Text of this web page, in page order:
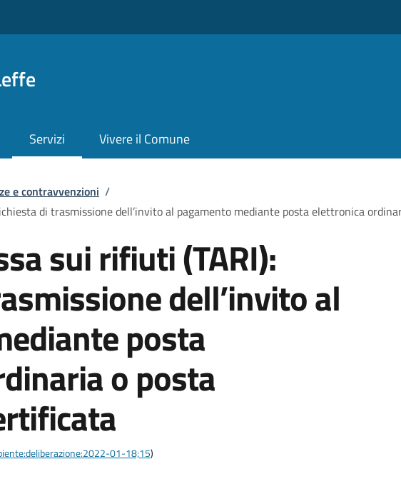
Servizi Vivere il Comune
e contravvenzioni /
di trasmissione dell’invito al pagamento mediante posta elettronica
sui rifiuti (TARI):
dell’invito al
posta
o posta
01-18;15)